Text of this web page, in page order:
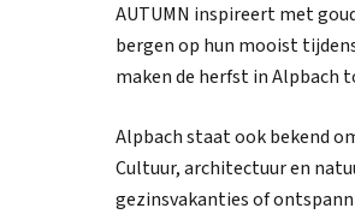
AUTUMN inspireert met
bergen op hun mooist
maken de herfst in Alpbach
Alpbach staat ook bekend
Cultuur, architectuur en
gezinsvakanties of